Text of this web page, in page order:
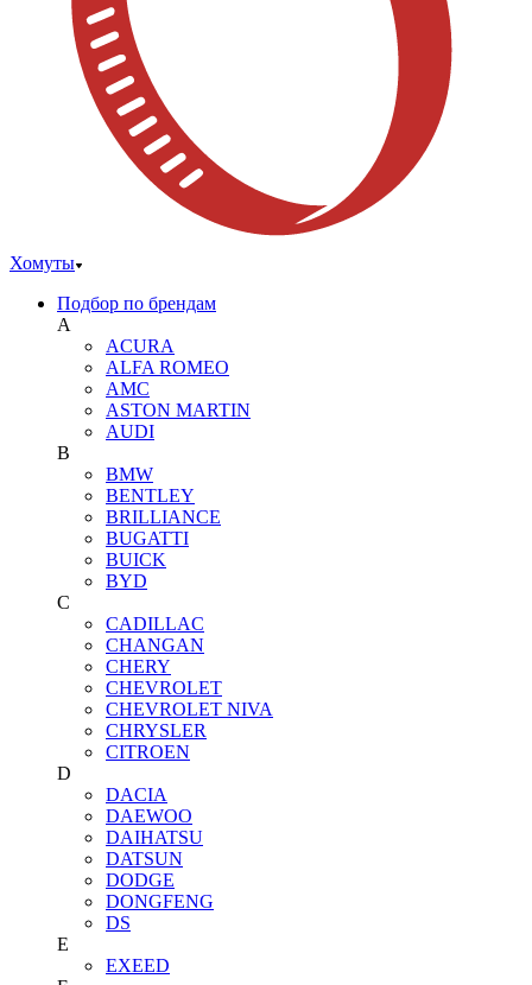
Хомуты
Подбор по брендам
A
ACURA
ALFA ROMEO
AMC
ASTON MARTIN
AUDI
B
BMW
BENTLEY
BRILLIANCE
BUGATTI
BUICK
BYD
C
CADILLAC
CHANGAN
CHERY
CHEVROLET
CHEVROLET NIVA
CHRYSLER
CITROEN
D
DACIA
DAEWOO
DAIHATSU
DATSUN
DODGE
DONGFENG
DS
E
EXEED